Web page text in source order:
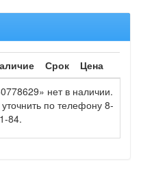
Срок
Цена
нет в наличии.
по телефону 8-
84.